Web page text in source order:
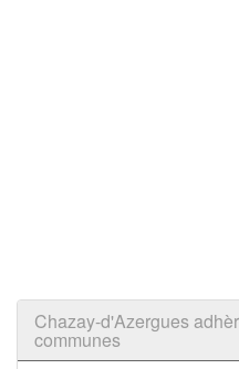
Chazay-d'Azergues
communes